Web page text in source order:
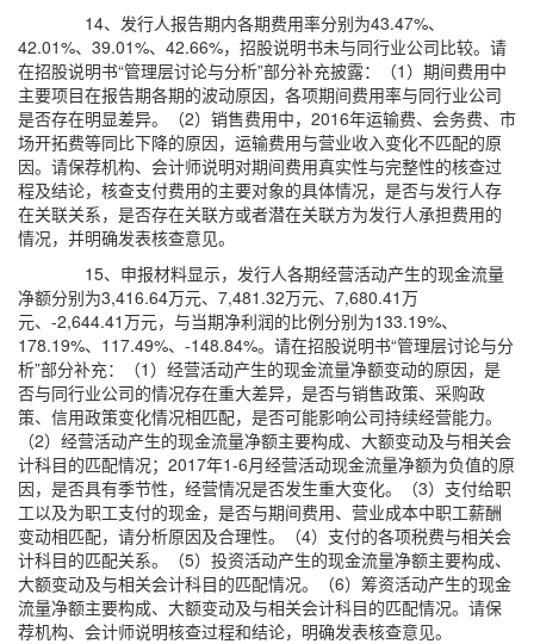
14、发行人报告期内各期费用率分别为43.47%、
42.01%、39.01%、42.66%，招股说明书未与同行业公司比较。请
在招股说明书“管理层讨论与分析”部分补充披露：（1）期间费用中
主要项目在报告期各期的波动原因，各项期间费用率与同行业公司
是否存在明显差异。（2）销售费用中，2016年运输费、会务费、市
场开拓费等同比下降的原因，运输费用与营业收入变化不匹配的原
因。请保荐机构、会计师说明对期间费用真实性与完整性的核查过
程及结论，核查支付费用的主要对象的具体情况，是否与发行人存
在关联关系，是否存在关联方或者潜在关联方为发行人承担费用的
情况，并明确发表核查意见。
15、申报材料显示，发行人各期经营活动产生的现金流量
净额分别为3,416.64万元、7,481.32万元、7,680.41万
元、-2,644.41万元，与当期净利润的比例分别为133.19%、
178.19%、117.49%、-148.84%。请在招股说明书“管理层讨论与分
析”部分补充：（1）经营活动产生的现金流量净额变动的原因，是
否与同行业公司的情况存在重大差异，是否与销售政策、采购政
策、信用政策变化情况相匹配，是否可能影响公司持续经营能力。
（2）经营活动产生的现金流量净额主要构成、大额变动及与相关会
计科目的匹配情况；2017年1-6月经营活动现金流量净额为负值的原
因，是否具有季节性，经营情况是否发生重大变化。（3）支付给职
工以及为职工支付的现金，是否与期间费用、营业成本中职工薪酬
变动相匹配，请分析原因及合理性。（4）支付的各项税费与相关会
计科目的匹配关系。（5）投资活动产生的现金流量净额主要构成、
大额变动及与相关会计科目的匹配情况。（6）筹资活动产生的现金
流量净额主要构成、大额变动及与相关会计科目的匹配情况。请保
荐机构、会计师说明核查过程和结论，明确发表核查意见。